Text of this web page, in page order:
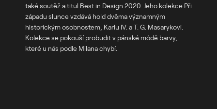
také soutěž a titul Best in Design 2020. Jeho kolekce Při
západu slunce vzdává hold dvěma významným
historickým osobnostem, Karlu IV. a T. G. Masarykovi.
Kolekce se pokouší probudit v pánské módě barvy,
které u nás podle Milana chybí.